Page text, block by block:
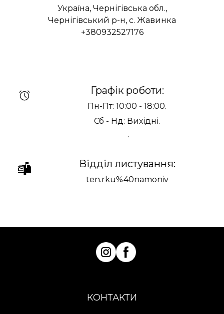
Україна, Чернігівська обл.,
Чернігівський р-н, с. Жавинка
+380932527176
Графік роботи:
Пн-Пт: 10:00 - 18:00.
Сб - Нд: Вихідні.
.
Відділ листування:
ten.rku%40namoniv
КОНТАКТИ